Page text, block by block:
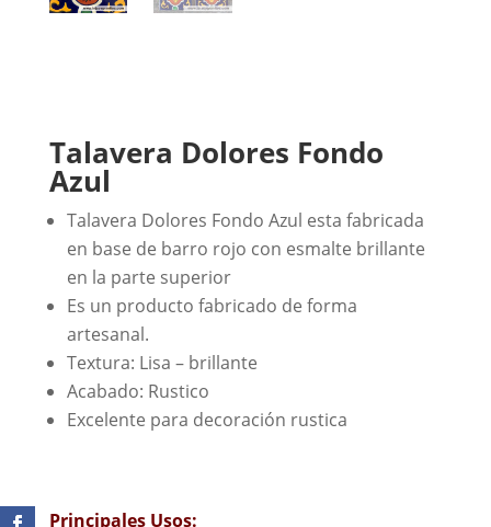
Talavera Dolores Fondo
Azul
Talavera Dolores Fondo Azul esta fabricada
en base de barro rojo con esmalte brillante
en la parte superior
Es un producto fabricado de forma
artesanal.
Textura: Lisa – brillante
Acabado: Rustico
Excelente para decoración rustica
Principales Usos: